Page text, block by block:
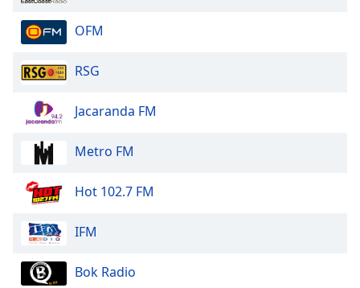
OFM
RSG
Jacaranda FM
Metro FM
Hot 102.7 FM
IFM
Bok Radio